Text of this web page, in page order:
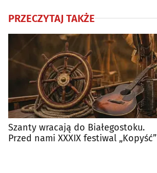
PRZECZYTAJ TAKŻE
Szanty wracają do Białegostoku.
Przed nami XXXIX festiwal „Kopyść”